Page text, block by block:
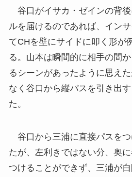
谷口がイサカ・ゼインの背
ルを届けるのであれば、イン
てCHを壁にサイドに叩く形が
る。山本は瞬間的に相手の間
るシーンがあったように思え
なく谷口から縦パスを引き出
た。
谷口から三浦に直接パスを
たが、左利きではない分、奥
つけることができず、三浦が